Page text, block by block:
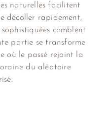
naturelles facilitent
décoller rapidement,
comblent
partie se transforme
où le passé rejoint la
du aléatoire